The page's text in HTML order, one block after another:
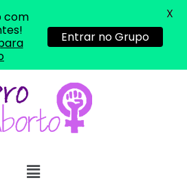
com
Entrar no Grupo
X
em
www.proaborto.com)
ter dúvida já é uma
2026 16:35:20